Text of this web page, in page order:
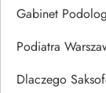
Gabinet
Podiatra
Dlaczego